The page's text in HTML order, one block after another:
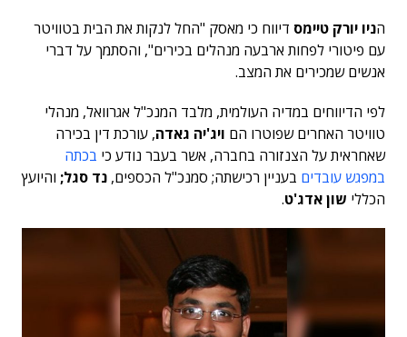
הניו יורק טיימס דיווח כי מאסק "החל לנקות את הבית בטוויטר
עם פיטורי לפחות ארבעה מנהלים בכירים", והסתמך על דברי
אנשים שמכירים את המצב.
לפי הדיווחים במדיה העולמית, מלבד המנכ"ל אגרוואל, מנהלי
טוויטר האחרים שפוטרו הם ויג'יה גאדה, עורכת דין בכירה
שאחראית על הצנזורה בחברה, אשר בעבר נודע כי בכתה
במפגש עובדים בעניין רכישתה; סמנכ"ל הכספים, נד סגל; והיועץ
הכללי שון אדג'ט.